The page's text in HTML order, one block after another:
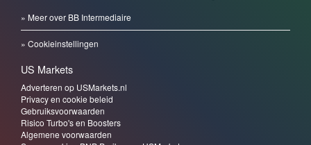
» Meer over BB Intermediaire
» Cookieinstellingen
US Markets
Adverteren op USMarkets.nl
Privacy en cookie beleid
Gebruiksvoorwaarden
Risico Turbo's en Boosters
Algemene voorwaarden